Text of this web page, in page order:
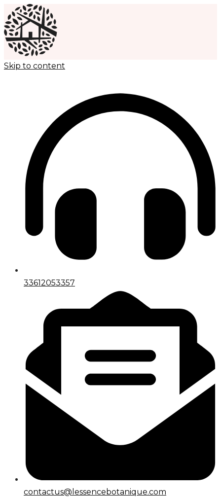
Skip to content
33612053357
contactus@lessencebotanique.com